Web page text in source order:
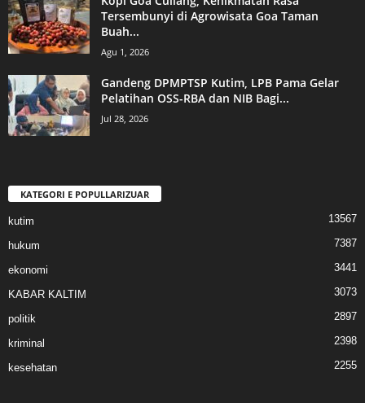
Tersembunyi di Agrowisata Goa Taman
Buah...
Agu 1, 2026
Gandeng DPMPTSP Kutim, LPB Pama Gelar
Pelatihan OSS-RBA dan NIB Bagi...
Jul 28, 2026
KATEGORI E POPULLARIZUAR
kutim 13567
hukum 7387
ekonomi 3441
KABAR KALTIM 3073
politik 2897
kriminal 2398
kesehatan 2255